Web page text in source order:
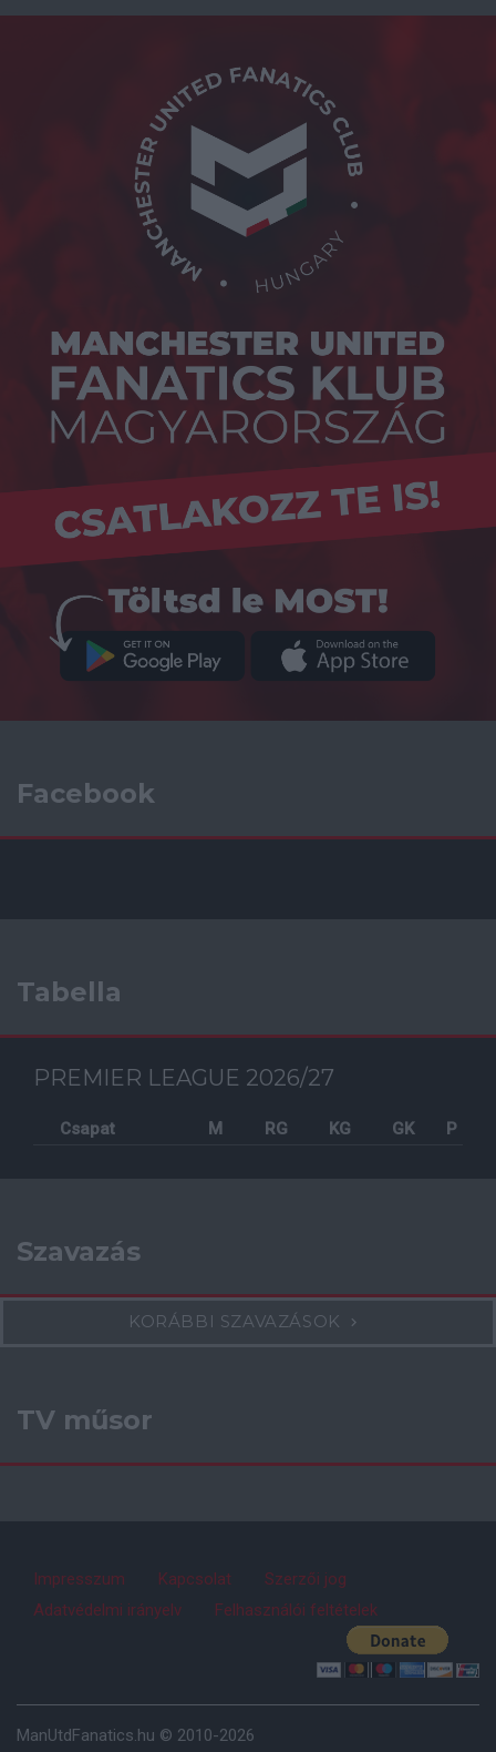
Facebook
Tabella
PREMIER LEAGUE 2026/27
Csapat M RG KG GK P
Szavazás
KORÁBBI SZAVAZÁSOK
TV műsor
Impresszum Kapcsolat
Szerzői jog
Adatvédelmi irányelv
Felhasználói feltételek
ManUtdFanatics.hu © 2010-2026